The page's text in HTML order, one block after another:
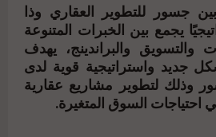
جسور للتطوير العقاري وذا
يجمع بين الخبرات المتنوعة
والتسويق والبراندينج، يهدف
جديد واستراتيجية قوية لدى
وذلك لتطوير مشاريع عقارية
احتياجات السوق المتغيرة.